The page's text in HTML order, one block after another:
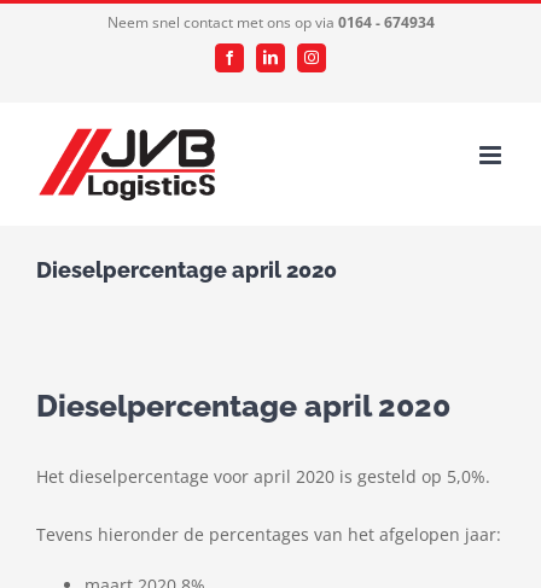
Neem snel contact met ons op via 0164 - 674934
FacebookLinkedInInstagram
Dieselpercentage april 2020
Dieselpercentage april 2020
Het dieselpercentage voor april 2020 is gesteld op 5,0%.
Tevens hieronder de percentages van het afgelopen jaar: